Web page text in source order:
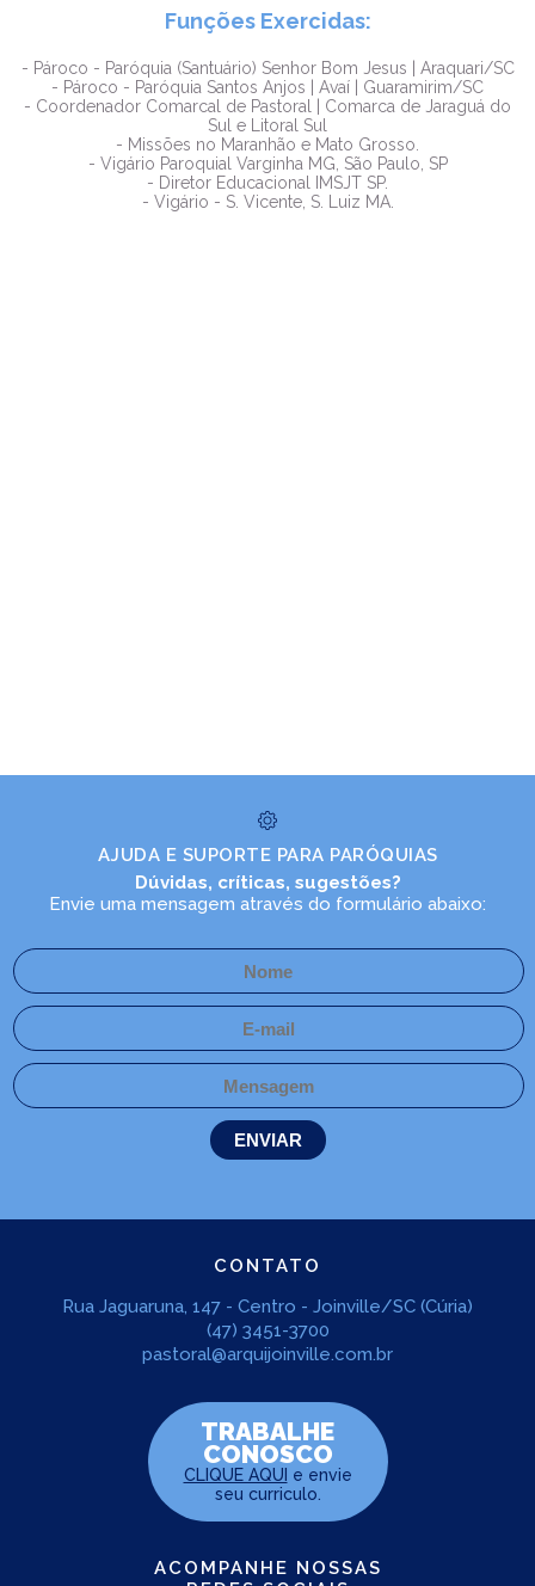
Funções Exercidas:
- Pároco - Paróquia (Santuário) Senhor Bom Jesus | Araquari/SC
- Pároco - Paróquia Santos Anjos | Avaí | Guaramirim/SC
- Coordenador Comarcal de Pastoral | Comarca de Jaraguá do
Sul e Litoral Sul
- Missões no Maranhão e Mato Grosso.
- Vigário Paroquial Varginha MG, São Paulo, SP
- Diretor Educacional IMSJT SP.
- Vigário - S. Vicente, S. Luiz MA.
AJUDA E SUPORTE PARA PARÓQUIAS
Dúvidas, críticas, sugestões?
Envie uma mensagem através do formulário abaixo:
CONTATO
Rua Jaguaruna, 147 - Centro - Joinville/SC (Cúria)
(47) 3451-3700
pastoral@arquijoinville.com.br
TRABALHE
CONOSCO
CLIQUE AQUI e envie
seu curriculo.
ACOMPANHE NOSSAS